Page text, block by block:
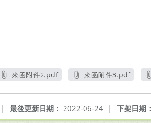
來函附件2.pdf
來函附件3.pdf
下架日期：
最後更新日期： 2022-06-24 |
|